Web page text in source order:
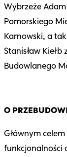
Wybrzeże
Pomorskiego
Karnowski, a
Stanisław
Budowlanego
O
Głównym
funkcjonalności